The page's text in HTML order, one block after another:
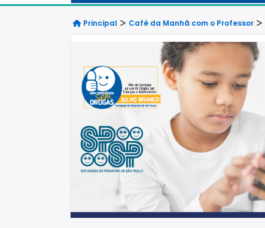
Principal Café da Manhã com o Professor